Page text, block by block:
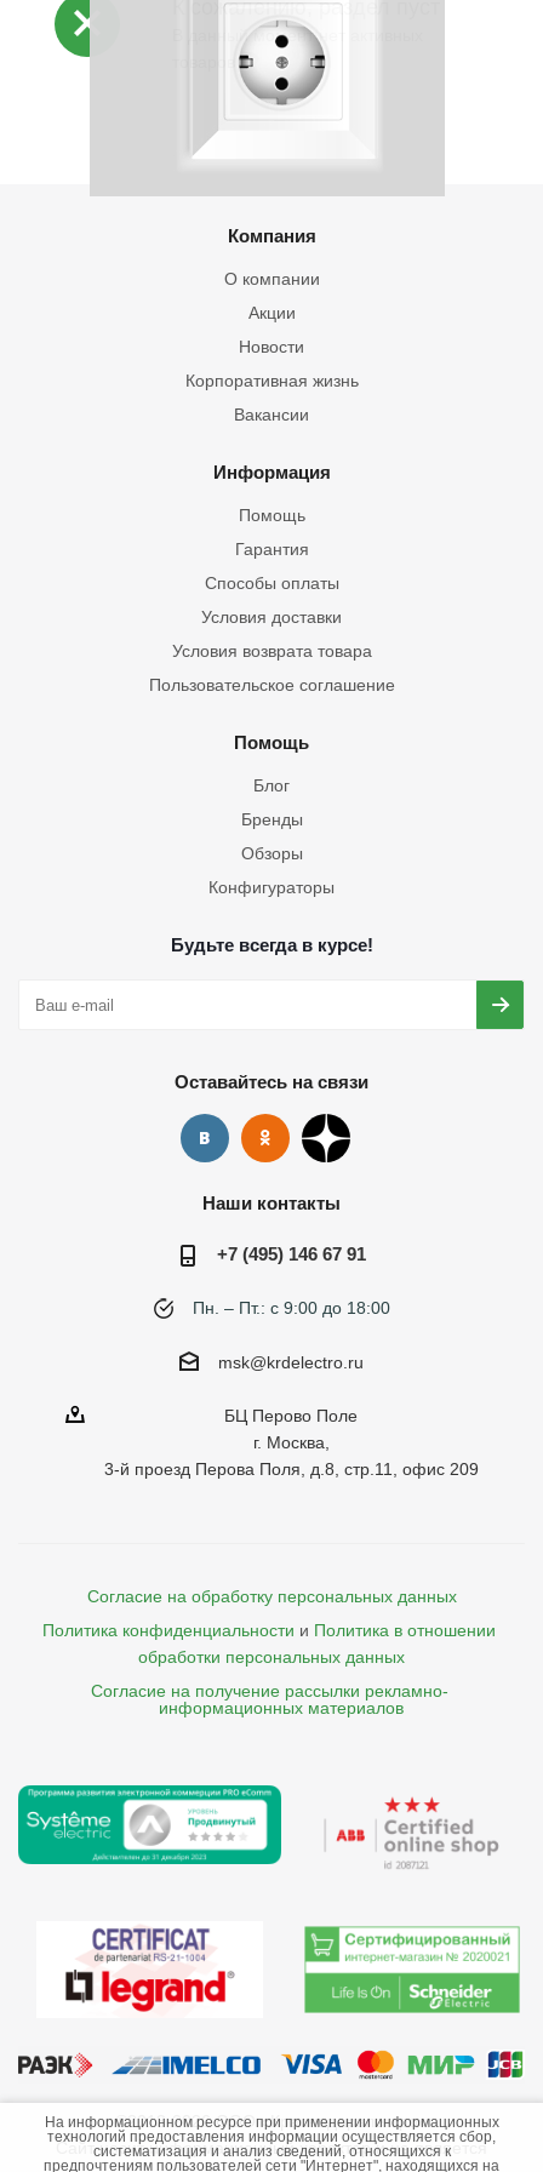
К сожалению, раздел пуст
В данный момент нет активных
Компания
О компании
Акции
Новости
Корпоративная жизнь
Вакансии
Информация
Помощь
Гарантия
Способы оплаты
Условия доставки
Условия возврата товара
Пользовательское соглашение
Помощь
Блог
Бренды
Обзоры
Конфигураторы
Будьте всегда в курсе!
Оставайтесь на связи
Наши контакты
+7 (495) 146 67 91
Пн. – Пт.: с 9:00 до 18:00
msk@krdelectro.ru
БЦ Перово Поле
г. Москва,
3-й проезд Перова Поля, д.8, стр.11, офис 209
Согласие на обработку персональных данных
Политика конфиденциальности и Политика в отношении
обработки персональных данных
Согласие на получение рассылки рекламно-
    информационных материалов
©2013-2026 ООО «Краснодарэлектро»
Сайт носит информационный характер и не является
На информационном ресурсе при применении информационных
технологий предоставления информации осуществляется сбор,
систематизация и анализ сведений, относящихся к
предпочтениям пользователей сети "Интернет", находящихся на